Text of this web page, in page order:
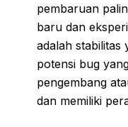
pembaruan
baru dan
adalah stabilitas
potensi bug
pengembang
dan memiliki